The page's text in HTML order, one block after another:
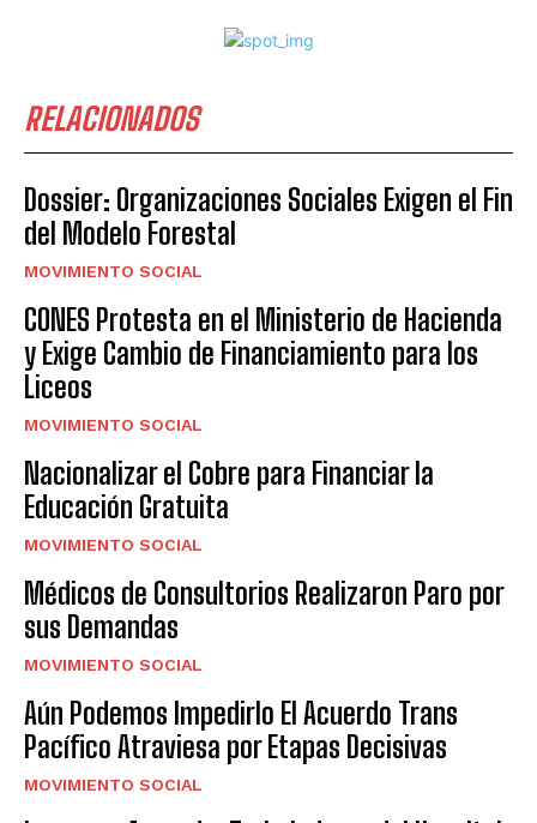
RELACIONADOS
Dossier: Organizaciones Sociales Exigen el Fin
del Modelo Forestal
MOVIMIENTO SOCIAL
CONES Protesta en el Ministerio de Hacienda
y Exige Cambio de Financiamiento para los
Liceos
MOVIMIENTO SOCIAL
Nacionalizar el Cobre para Financiar la
Educación Gratuita
MOVIMIENTO SOCIAL
Médicos de Consultorios Realizaron Paro por
sus Demandas
MOVIMIENTO SOCIAL
Aún Podemos Impedirlo El Acuerdo Trans
Pacífico Atraviesa por Etapas Decisivas
MOVIMIENTO SOCIAL